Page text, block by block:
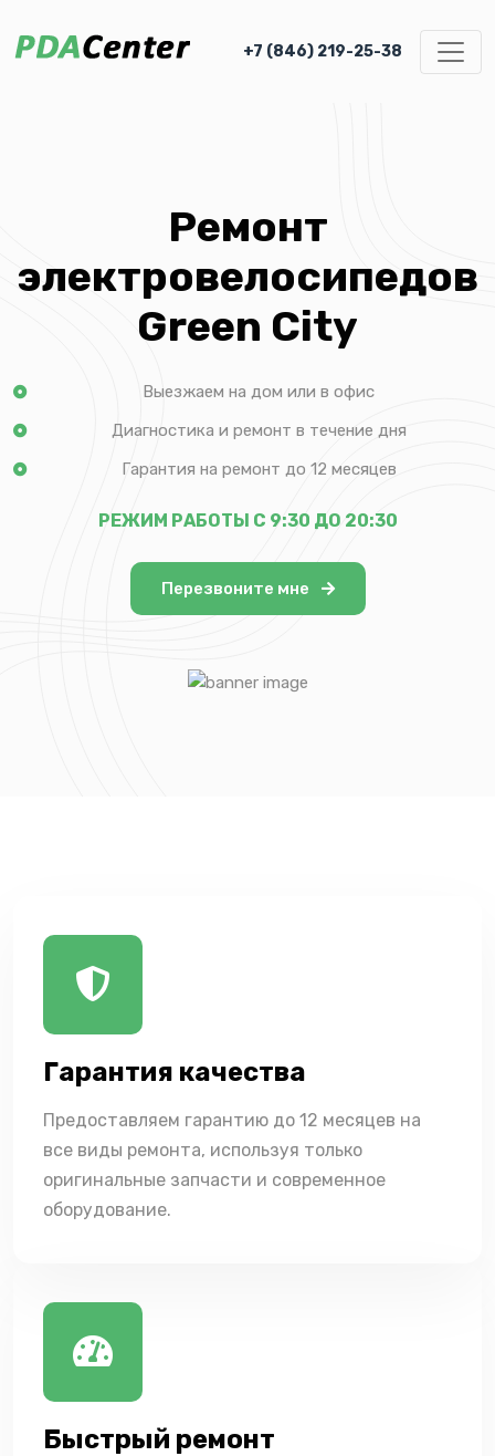
+7 (846) 219-25-38
Ремонт
электровелосипедов
Green City
Выезжаем на дом или в офис
Диагностика и ремонт в течение дня
Гарантия на ремонт до 12 месяцев
РЕЖИМ РАБОТЫ С 9:30 ДО 20:30
Перезвоните мне
Гарантия качества
Предоставляем гарантию до 12 месяцев на
все виды ремонта, используя только
оригинальные запчасти и современное
оборудование.
Быстрый ремонт